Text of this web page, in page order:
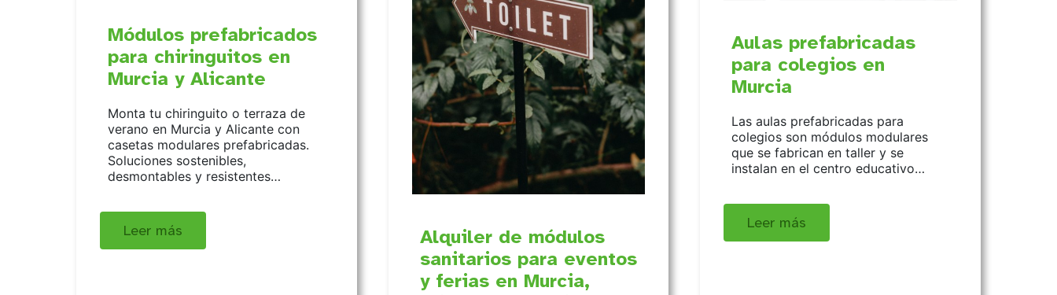
Módulos prefabricados
para chiringuitos en
Murcia y Alicante
Monta tu chiringuito o terraza de
verano en Murcia y Alicante con
casetas modulares prefabricadas.
Soluciones sostenibles,
desmontables y resistentes…
Leer más
Alquiler de módulos
sanitarios para eventos
y ferias en Murcia,
Aulas prefabricadas
para colegios en
Murcia
Las aulas prefabricadas para
colegios son módulos modulares
que se fabrican en taller y se
instalan en el centro educativo…
Leer más